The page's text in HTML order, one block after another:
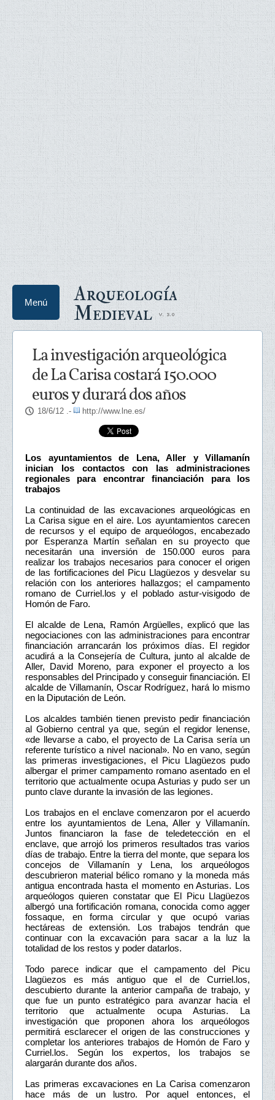
Arqueología
Medieval
Menú
La investigación arqueológica
de La Carisa costará 150.000
euros y durará dos años
18/6/12 .- http://www.lne.es/
Los ayuntamientos de Lena, Aller y Villamanín
inician los contactos con las administraciones
regionales para encontrar financiación para los
trabajos
La continuidad de las excavaciones arqueológicas en
La Carisa sigue en el aire. Los ayuntamientos carecen
de recursos y el equipo de arqueólogos, encabezado
por Esperanza Martín señalan en su proyecto que
necesitarán una inversión de 150.000 euros para
realizar los trabajos necesarios para conocer el origen
de las fortificaciones del Picu Llagüezos y desvelar su
relación con los anteriores hallazgos; el campamento
romano de Curriel.los y el poblado astur-visigodo de
Homón de Faro.
El alcalde de Lena, Ramón Argüelles, explicó que las
negociaciones con las administraciones para encontrar
financiación arrancarán los próximos días. El regidor
acudirá a la Consejería de Cultura, junto al alcalde de
Aller, David Moreno, para exponer el proyecto a los
responsables del Principado y conseguir financiación. El
alcalde de Villamanín, Oscar Rodríguez, hará lo mismo
en la Diputación de León.
Los alcaldes también tienen previsto pedir financiación
al Gobierno central ya que, según el regidor lenense,
«de llevarse a cabo, el proyecto de La Carisa sería un
referente turístico a nivel nacional». No en vano, según
las primeras investigaciones, el Picu Llagüezos pudo
albergar el primer campamento romano asentado en el
territorio que actualmente ocupa Asturias y pudo ser un
punto clave durante la invasión de las legiones.
Los trabajos en el enclave comenzaron por el acuerdo
entre los ayuntamientos de Lena, Aller y Villamanín.
Juntos financiaron la fase de teledetección en el
enclave, que arrojó los primeros resultados tras varios
días de trabajo. Entre la tierra del monte, que separa los
concejos de Villamanín y Lena, los arqueólogos
descubrieron material bélico romano y la moneda más
antigua encontrada hasta el momento en Asturias. Los
arqueólogos quieren constatar que El Picu Llagüezos
albergó una fortificación romana, conocida como agger
fossaque, en forma circular y que ocupó varias
hectáreas de extensión. Los trabajos tendrán que
continuar con la excavación para sacar a la luz la
totalidad de los restos y poder datarlos.
Todo parece indicar que el campamento del Picu
Llagüezos es más antiguo que el de Curriel.los,
descubierto durante la anterior campaña de trabajo, y
que fue un punto estratégico para avanzar hacia el
territorio que actualmente ocupa Asturias. La
investigación que proponen ahora los arqueólogos
permitirá esclarecer el origen de las construcciones y
completar los anteriores trabajos de Homón de Faro y
Curriel.los. Según los expertos, los trabajos se
alargarán durante dos años.
Las primeras excavaciones en La Carisa comenzaron
hace más de un lustro. Por aquel entonces, el